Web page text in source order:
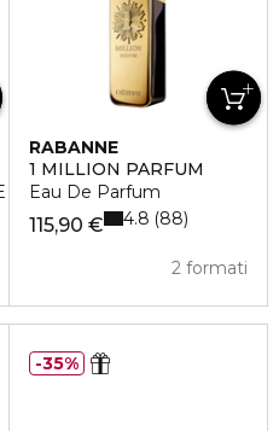
RABANNE
1 MILLION PARFUM
Eau De Parfum
115,90 €
2 formati
4.8 88
35%